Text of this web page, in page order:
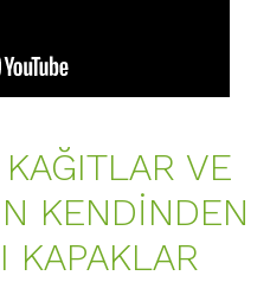
VE
KENDİNDEN
KAPAKLAR